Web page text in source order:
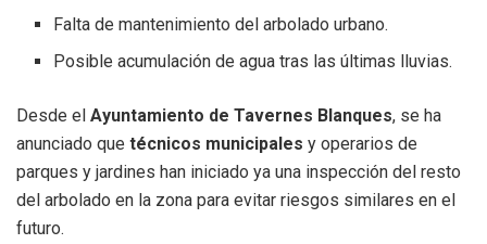
Falta de mantenimiento del arbolado urbano.
Posible acumulación de agua tras las últimas lluvias.
Desde el Ayuntamiento de Tavernes Blanques, se ha
anunciado que técnicos municipales y operarios de
parques y jardines han iniciado ya una inspección del resto
del arbolado en la zona para evitar riesgos similares en el
futuro.